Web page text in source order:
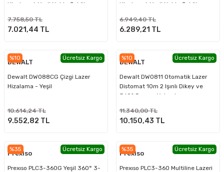
Hizalamalı Yeşil Nokta Şakül ve
7.758,50 TL
7.021,44 TL
Hizalamalı Yeşil Nokta Şakül ve
6.949,40 TL
6.289,21 TL
%10 Ücretsiz Kargo
DEWALT
Dewalt DW088CG Çizgi Lazer
Hizalama - Yeşil
10.614,24 TL
9.552,82 TL
%10 Ücretsiz Kargo
DEWALT
Dewalt DW0811 Otomatik Lazer
Distomat 10m 2 Işınlı Dikey ve
360° Derece Yatay Işın
11.340,00 TL
10.150,43 TL
%35 Ücretsiz Kargo
Prexiso
Prexıso PLC3-360G Yeşil 360° 3-
%35 Ücretsiz Kargo
Prexiso
Prexıso PLC3-360 Multiline Lazeri